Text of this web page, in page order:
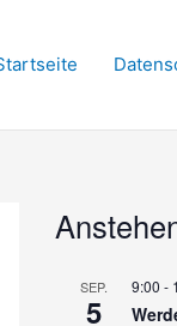
SEP.
5
9:00 -